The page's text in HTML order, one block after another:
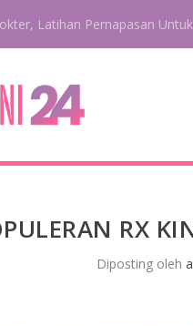
Latihan Pernapasan
RX
Diposting oleh